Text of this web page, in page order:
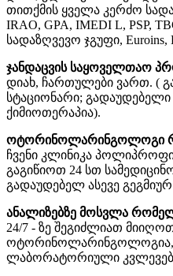
თითქმის ყველა კერძო
IRAO, GPA, IMEDI L, PSP,
სადაზღვევო ჯგუფი, Euroins,
ჯანდაცვის საყოველთაო
დიახ, ჩართულები ვართ. (
სტაციონარი;
ქიმიოთერაპია).
ოტორინოლარინგოლოგი
ჩვენი კლინიკა
გაგიწიოთ 24 სთ
გადაუდებელ ასევე გეგმიურ
ანალიზებზე მოსვლა
24/7 - ზე შეგიძლიათ
ლაბორატორიული